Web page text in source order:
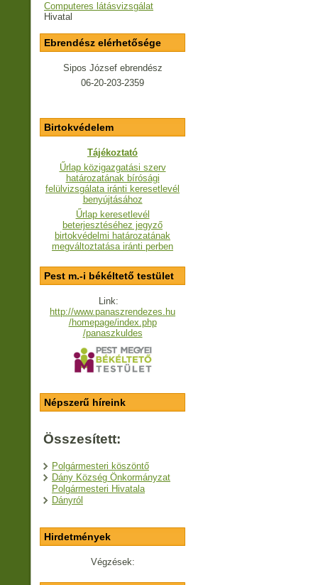
Computeres látásvizsgálat
Hivatal
Ebrendész elérhetősége
Sipos József ebrendész
06-20-203-2359
Birtokvédelem
Tájékoztató
Űrlap közigazgatási szerv
határozatának bírósági
felülvizsgálata iránti keresetlevél
benyújtásához
Űrlap keresetlevél
beterjesztéséhez jegyző
birtokvédelmi határozatának
megváltoztatása iránti perben
Pest m.-i békéltető testület
Link:
http://www.panaszrendezes.hu
/homepage/index.php
/panaszkuldes
Népszerű híreink
Összesített:
Polgármesteri köszöntő
Dány Község Önkormányzat
Polgármesteri Hivatala
Dányról
Hirdetmények
Végzések: